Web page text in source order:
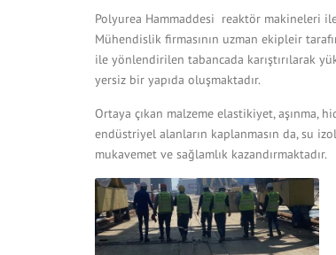
Polyurea Hammaddesi reaktör makineleri ile
Mühendislik firmasının uzman ekipleir
ile yönlendirilen tabancada karıştırılarak
yersiz bir yapıda oluşmaktadır.
Ortaya çıkan malzeme elastikiyet, aşınma,
endüstriyel alanların kaplanmasın da, su
mukavemet ve sağlamlık kazandırmaktadır.